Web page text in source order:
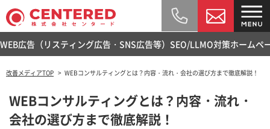
WEB広告（リスティング広告・SNS広告等） SEO/LLMO対策ホームペ
改善メディアTOP WEBコンサルティングとは？内容・流れ・会社の選び方まで徹底解説！
WEBコンサルティングとは？内容・流れ・
会社の選び方まで徹底解説！